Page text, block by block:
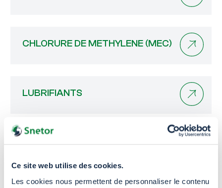
Ce site web utilise des cookies.
Les cookies nous permettent de personnaliser le contenu
CHLORURE DE METHYLENE (MEC)
LUBRIFIANTS